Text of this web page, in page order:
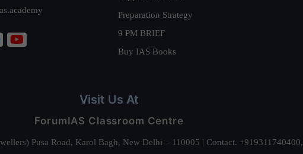
Preparation Strategy
9 PM BRIEF
Buy IAS Books
Visit Us At
ForumIAS Classroom Centre
Pusa Road, Karol Bagh, New Delhi – 110005 | Contact. +919311740400,